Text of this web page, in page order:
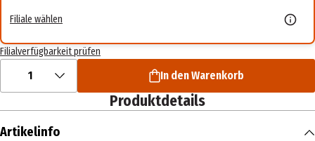
Filiale wählen
Filialverfügbarkeit prüfen
1 In den Warenkorb
Produktdetails
Artikelinfo